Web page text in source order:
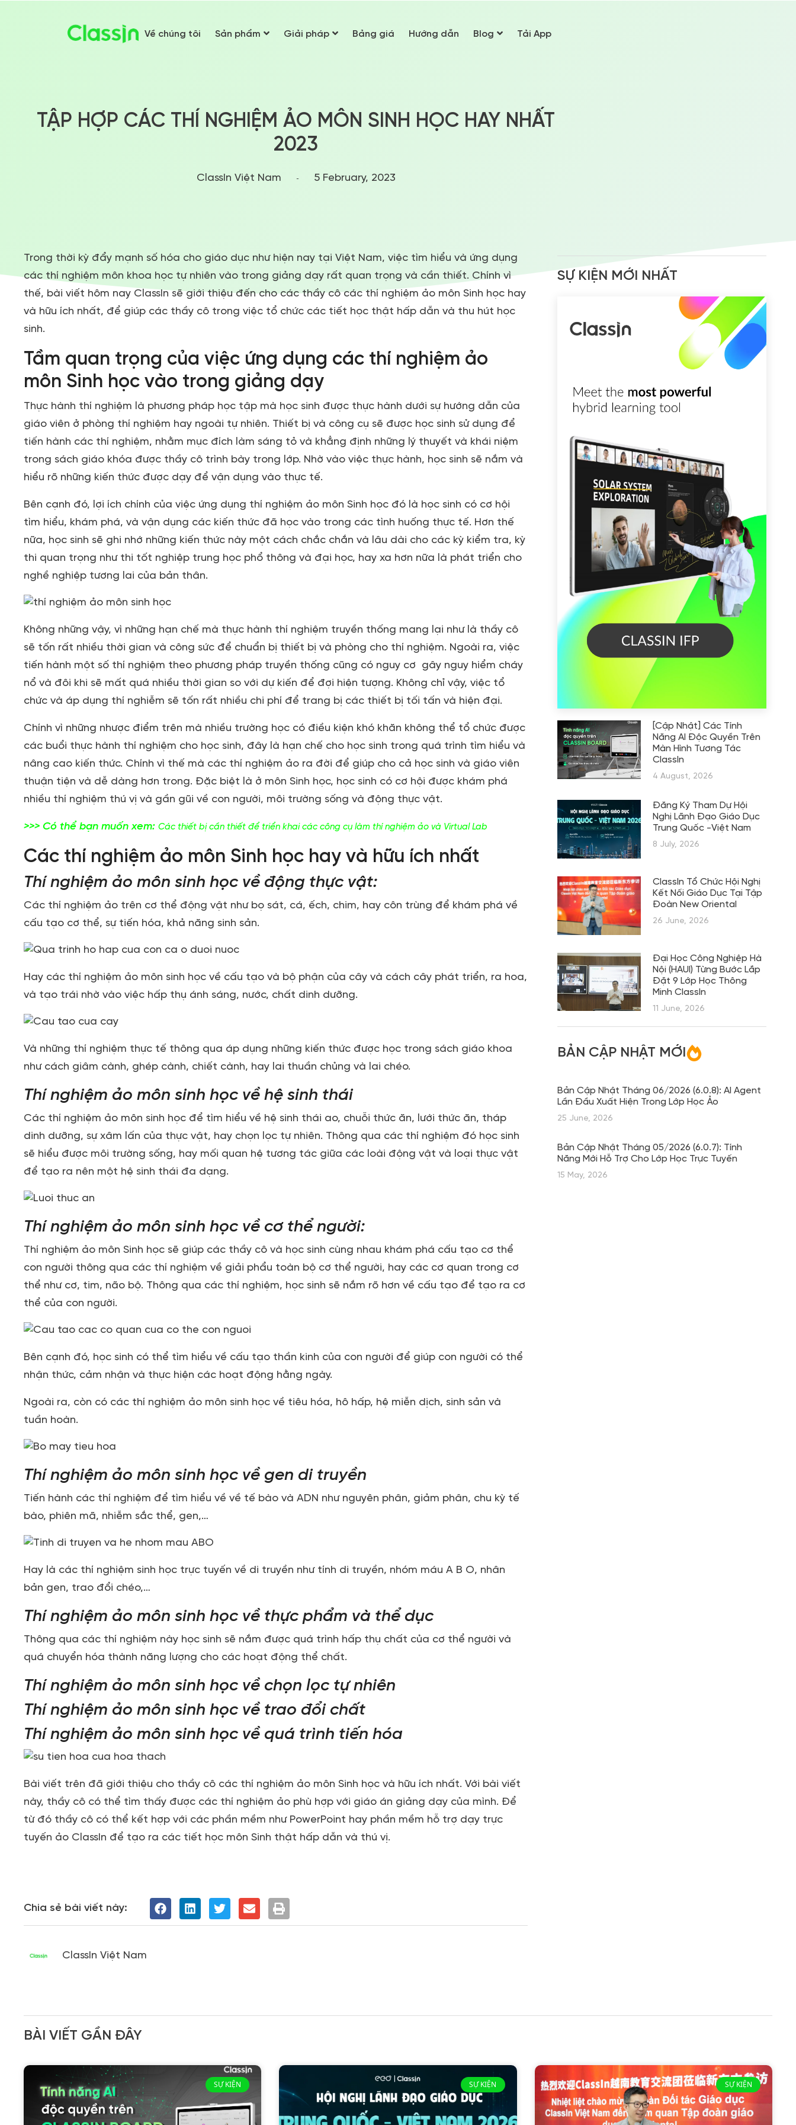
Về chúng tôi Sản phẩm Giải pháp Bảng giá Hướng dẫn Blog Tải App
TẬP HỢP CÁC THÍ NGHIỆM ẢO MÔN SINH HỌC HAY NHẤT
2023
ClassIn Việt Nam 5 February, 2023
Trong thời kỳ đẩy mạnh số hóa cho giáo dục như hiện nay tại Việt Nam, việc tìm hiểu và ứng dụng
các thí nghiệm môn khoa học tự nhiên vào trong giảng dạy rất quan trọng và cần thiết. Chính vì
thế, bài viết hôm nay ClassIn sẽ giới thiệu đến cho các thầy cô các thí nghiệm ảo môn Sinh học hay
và hữu ích nhất, để giúp các thầy cô trong việc tổ chức các tiết học thật hấp dẫn và thu hút học
sinh.
Tầm quan trọng của việc ứng dụng các thí nghiệm ảo
môn Sinh học vào trong giảng dạy
Thực hành thí nghiệm là phương pháp học tập mà học sinh được thực hành dưới sự hướng dẫn của
giáo viên ở phòng thí nghiệm hay ngoài tự nhiên. Thiết bị và công cụ sẽ được học sinh sử dụng để
tiến hành các thí nghiệm, nhằm mục đích làm sáng tỏ và khẳng định những lý thuyết và khái niệm
trong sách giáo khóa được thầy cô trình bày trong lớp. Nhờ vào việc thực hành, học sinh sẽ nắm và
hiểu rõ những kiến thức được dạy để vận dụng vào thực tế.
Bên cạnh đó, lợi ích chính của việc ứng dụng thí nghiệm ảo môn Sinh học đó là học sinh có cơ hội
tìm hiểu, khám phá, và vận dụng các kiến thức đã học vào trong các tình huống thực tế. Hơn thế
nữa, học sinh sẽ ghi nhớ những kiến thức này một cách chắc chắn và lâu dài cho các kỳ kiểm tra, kỳ
thi quan trọng như thi tốt nghiệp trung học phổ thông và đại học, hay xa hơn nữa là phát triển cho
nghề nghiệp tương lai của bản thân.
Không những vậy, vì những hạn chế mà thực hành thí nghiệm truyền thống mang lại như là thầy cô
sẽ tốn rất nhiều thời gian và công sức để chuẩn bị thiết bị và phòng cho thí nghiệm. Ngoài ra, việc
tiến hành một số thí nghiệm theo phương pháp truyền thống cũng có nguy cơ gây nguy hiểm cháy
nổ và đôi khi sẽ mất quá nhiều thời gian so với dự kiến để đợi hiện tượng. Không chỉ vậy, việc tổ
chức và áp dụng thí nghiễm sẽ tốn rất nhiều chi phí để trang bị các thiết bị tối tấn và hiện đại.
Chính vì những nhược điểm trên mà nhiều trường học có điều kiện khó khăn không thể tổ chức được
các buổi thực hành thí nghiệm cho học sinh, đây là hạn chế cho học sinh trong quá trình tìm hiểu và
nâng cao kiến thức. Chính vì thế mà các thí nghiệm ảo ra đời để giúp cho cả học sinh và giáo viên
thuận tiện và dễ dàng hơn trong. Đặc biệt là ở môn Sinh học, học sinh có cơ hội được khám phá
nhiều thí nghiệm thú vị và gần gũi về con người, môi trường sống và động thực vật.
>>> Có thể bạn muốn xem: Các thiết bị cần thiết để triển khai các công cụ làm thí nghiệm ảo và Virtual Lab
Các thí nghiệm ảo môn Sinh học hay và hữu ích nhất
Thí nghiệm ảo môn sinh học về động thực vật:
Các thí nghiệm ảo trên cơ thể động vật như bọ sát, cá, ếch, chim, hay côn trùng để khám phá về
cấu tạo cơ thể, sự tiến hóa, khả năng sinh sản.
Hay các thí nghiệm ảo môn sinh học về cấu tạo và bộ phận của cây và cách cây phát triển, ra hoa,
và tạo trái nhờ vào việc hấp thụ ánh sáng, nước, chất dinh dưỡng.
Và những thí nghiệm thực tế thông qua áp dụng những kiến thức được học trong sách giáo khoa
như cách giâm cành, ghép cành, chiết cành, hay lai thuần chủng và lai chéo.
Thí nghiệm ảo môn sinh học về hệ sinh thái
Các thí nghiệm ảo môn sinh học để tìm hiểu về hệ sinh thái ao, chuỗi thức ăn, lưới thức ăn, tháp
dinh dưỡng, sự xâm lấn của thực vật, hay chọn lọc tự nhiên. Thông qua các thí nghiệm đó học sinh
sẽ hiểu được môi trường sống, hay mối quan hệ tương tác giữa các loài động vật và loại thực vật
để tạo ra nên một hệ sinh thái đa dạng.
Thí nghiệm ảo môn sinh học về cơ thể người:
Thí nghiệm ảo môn Sinh học sẽ giúp các thầy cô và học sinh cùng nhau khám phá cấu tạo cơ thể
con người thông qua các thí nghiệm về giải phẩu toàn bộ cơ thể người, hay các cơ quan trong cơ
thể như cơ, tim, não bộ. Thông qua các thí nghiệm, học sinh sẽ nắm rõ hơn về cấu tạo để tạo ra cơ
thể của con người.
Bên cạnh đó, học sinh có thể tìm hiểu về cấu tạo thần kinh của con người để giúp con người có thể
nhận thức, cảm nhận và thực hiện các hoạt động hằng ngày.
Ngoài ra, còn có các thí nghiệm ảo môn sinh học về tiêu hóa, hô hấp, hệ miễn dịch, sinh sản và
tuần hoàn.
Thí nghiệm ảo môn sinh học về gen di truyền
Tiến hành các thí nghiệm để tìm hiểu về về tế bào và ADN như nguyên phân, giảm phân, chu kỳ tế
bào, phiên mã, nhiễm sắc thể, gen,…
Hay là các thí nghiệm sinh học trực tuyến về di truyền như tính di truyền, nhóm máu A B O, nhân
bản gen, trao đổi chéo,…
Thí nghiệm ảo môn sinh học về thực phẩm và thể dục
Thông qua các thí nghiệm này học sinh sẽ nắm được quá trình hấp thụ chất của cơ thể người và
quá chuyển hóa thành năng lượng cho các hoạt động thể chất.
Thí nghiệm ảo môn sinh học về chọn lọc tự nhiên
Thí nghiệm ảo môn sinh học về trao đổi chất
Thí nghiệm ảo môn sinh học về quá trình tiến hóa
Bài viết trên đã giới thiệu cho thầy cô các thí nghiệm ảo môn Sinh học và hữu ích nhất. Với bài viết
này, thầy cô có thể tìm thấy được các thí nghiệm ảo phù hợp với giáo án giảng dạy của mình. Để
từ đó thầy cô có thể kết hợp với các phần mềm như PowerPoint hay phần mềm hỗ trợ dạy trực
tuyến ảo ClassIn để tạo ra các tiết học môn Sinh thật hấp dẫn và thú vị.
Chia sẻ bài viết này:
ClassIn Việt Nam
SỰ KIỆN MỚI NHẤT
[Cập Nhật] Các Tính
Năng AI Độc Quyền Trên
Màn Hình Tương Tác
ClassIn
4 August, 2026
Đăng Ký Tham Dự Hội
Nghị Lãnh Đạo Giáo Dục
Trung Quốc -Việt Nam
8 July, 2026
ClassIn Tổ Chức Hội Nghị
Kết Nối Giáo Dục Tại Tập
Đoàn New Oriental
26 June, 2026
Đại Học Công Nghiệp Hà
Nội (HAUI) Từng Bước Lắp
Đặt 9 Lớp Học Thông
Minh ClassIn
11 June, 2026
BẢN CẬP NHẬT MỚI
Bản Cập Nhật Tháng 06/2026 (6.0.8): AI Agent
Lần Đầu Xuất Hiện Trong Lớp Học Ảo
25 June, 2026
Bản Cập Nhật Tháng 05/2026 (6.0.7): Tính
Năng Mới Hỗ Trợ Cho Lớp Học Trực Tuyến
15 May, 2026
BÀI VIẾT GẦN ĐÂY
SỰ KIỆN SỰ KIỆN SỰ KIỆN